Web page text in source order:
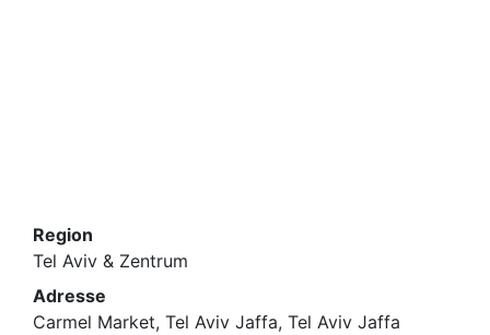
Region
Tel Aviv & Zentrum
Adresse
Carmel Market, Tel Aviv Jaffa, Tel Aviv Jaffa